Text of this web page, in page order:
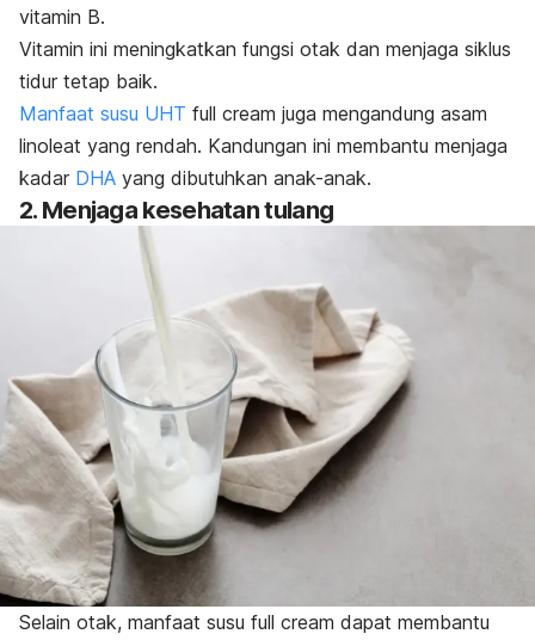
vitamin B.
Vitamin ini meningkatkan fungsi otak dan menjaga siklus
tidur tetap baik.
Manfaat susu UHT full cream juga mengandung asam
linoleat yang rendah. Kandungan ini membantu menjaga
kadar DHA yang dibutuhkan anak-anak.
2. Menjaga kesehatan tulang
Selain otak, manfaat susu full cream dapat membantu